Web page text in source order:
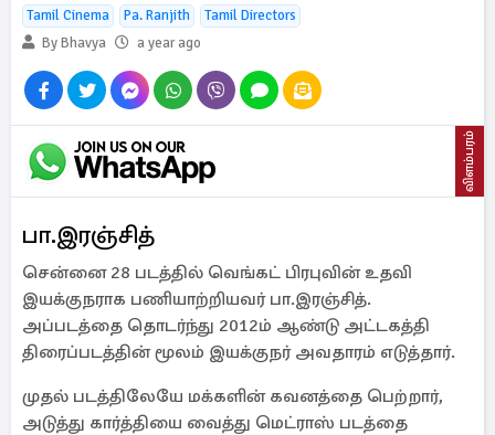
Tamil Cinema Pa. Ranjith
Tamil Directors
By Bhavya
a year ago
விளம்பரம்
பா.இரஞ்சித்
சென்னை 28 படத்தில் வெங்கட் பிரபுவின் உதவி
இயக்குநராக பணியாற்றியவர் பா.இரஞ்சித்.
அப்படத்தை தொடர்ந்து 2012ம் ஆண்டு அட்டகத்தி
திரைப்படத்தின் மூலம் இயக்குநர் அவதாரம் எடுத்தார்.
முதல் படத்திலேயே மக்களின் கவனத்தை பெற்றார்,
அடுத்து கார்த்தியை வைத்து மெட்ராஸ் படத்தை